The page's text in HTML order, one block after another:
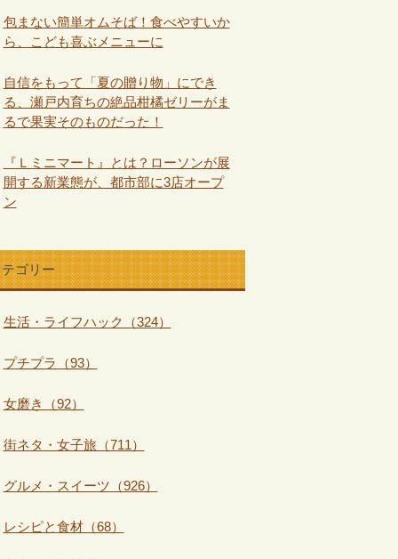
包まない簡単オムそば！食べやすいか
ら、こども喜ぶメニューに
自信をもって「夏の贈り物」にでき
る、瀬戸内育ちの絶品柑橘ゼリーがま
るで果実そのものだった！
『Ｌミニマート』とは？ローソンが展
開する新業態が、都市部に3店オープ
ン
ゴリー
生活・ライフハック（324）
プチプラ（93）
女磨き（92）
街ネタ・女子旅（711）
グルメ・スイーツ（926）
レシピと食材（68）